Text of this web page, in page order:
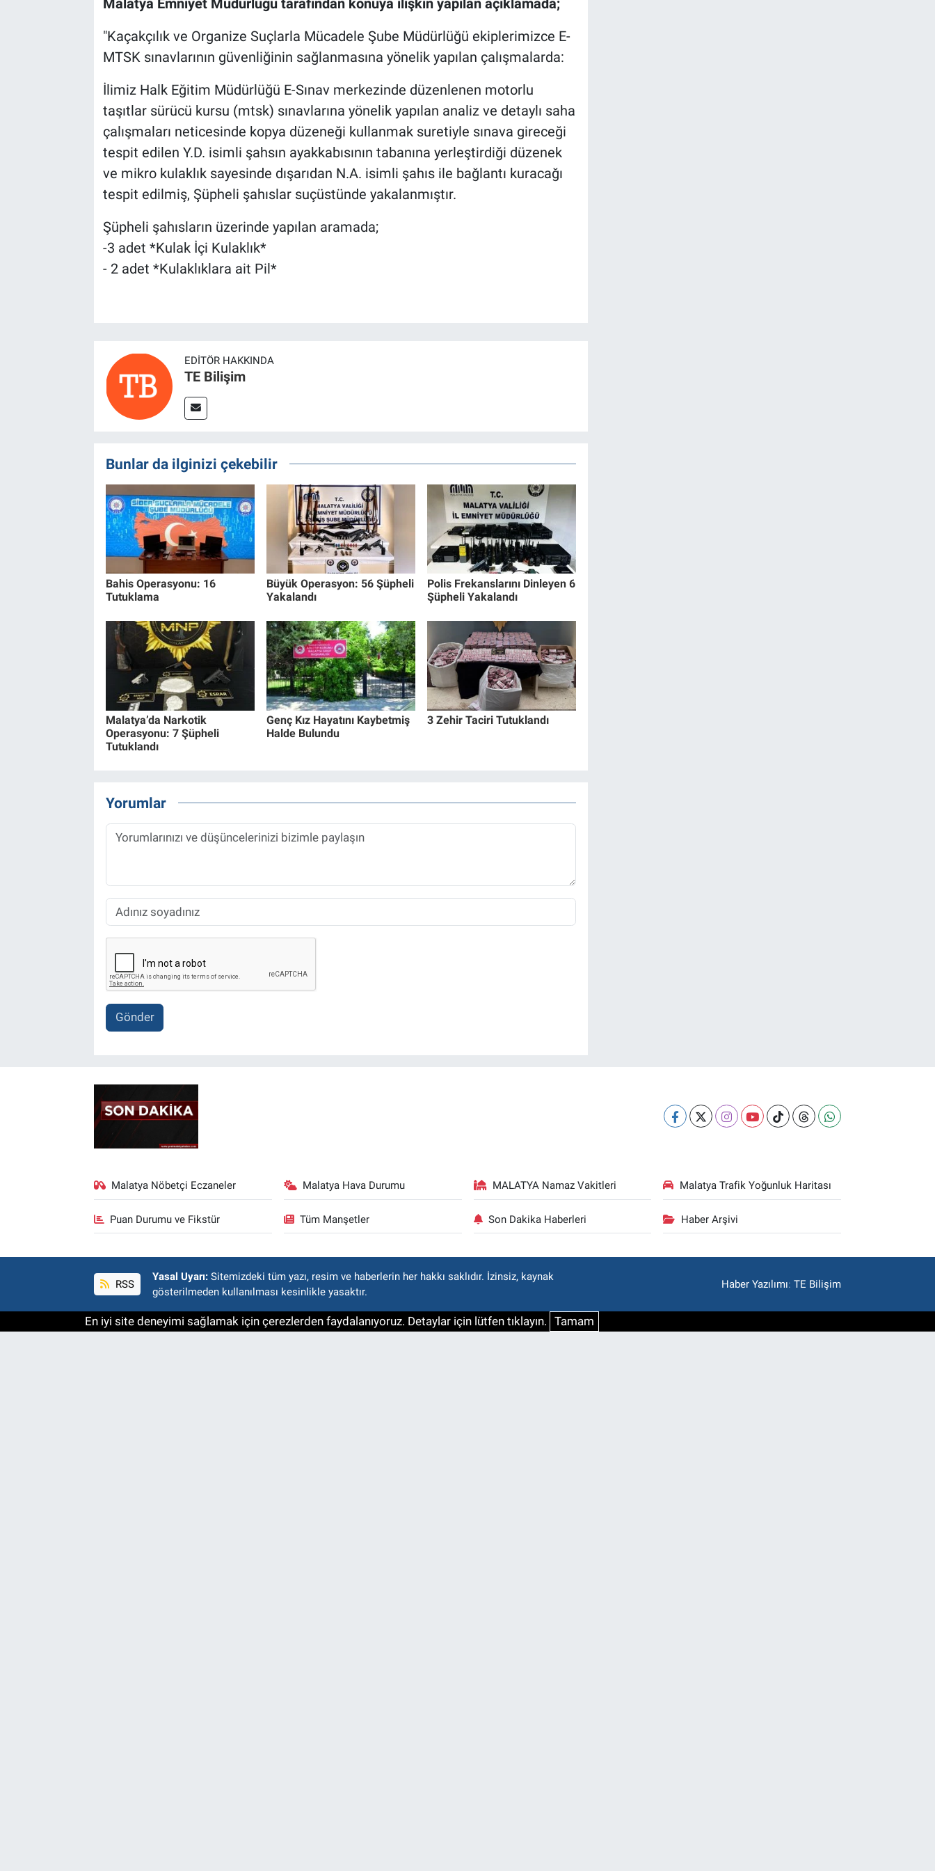
"Kaçakçılık ve Organize Suçlarla Mücadele Şube Müdürlüğü ekiplerimizce E-
MTSK sınavlarının güvenliğinin sağlanmasına yönelik yapılan çalışmalarda:
İlimiz Halk Eğitim Müdürlüğü E-Sınav merkezinde düzenlenen motorlu
taşıtlar sürücü kursu (mtsk) sınavlarına yönelik yapılan analiz ve detaylı saha
çalışmaları neticesinde kopya düzeneği kullanmak suretiyle sınava gireceği
tespit edilen Y.D. isimli şahsın ayakkabısının tabanına yerleştirdiği düzenek
ve mikro kulaklık sayesinde dışarıdan N.A. isimli şahıs ile bağlantı kuracağı
tespit edilmiş, Şüpheli şahıslar suçüstünde yakalanmıştır.
Şüpheli şahısların üzerinde yapılan aramada;
-3 adet *Kulak İçi Kulaklık*
- 2 adet *Kulaklıklara ait Pil*
EDITÖR HAKKINDA
TE Bilişim
Bunlar da ilginizi çekebilir
Bahis Operasyonu: 16
Tutuklama
Büyük Operasyon: 56 Şüpheli
Yakalandı
Polis Frekanslarını Dinleyen 6
Şüpheli Yakalandı
Malatya’da Narkotik
Operasyonu: 7 Şüpheli
Tutuklandı
Genç Kız Hayatını Kaybetmiş
Halde Bulundu
3 Zehir Taciri Tutuklandı
Yorumlar
Gönder
Malatya Nöbetçi Eczaneler Malatya Hava Durumu MALATYA Namaz Vakitleri Malatya Trafik Yoğunluk Haritası
Puan Durumu ve Fikstür Tüm Manşetler Son Dakika Haberleri Haber Arşivi
RSS
Yasal Uyarı: Sitemizdeki tüm yazı, resim ve haberlerin her hakkı saklıdır. İzinsiz, kaynak
gösterilmeden kullanılması kesinlikle yasaktır.
Haber Yazılımı:TE Bilişim
En iyi site deneyimi sağlamak için çerezlerden faydalanıyoruz. Detaylar için lütfen tıklayın. Tamam